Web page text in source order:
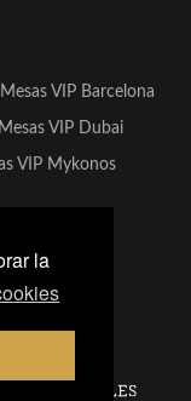
la
Mesas VIP Barcelona
Mesas VIP Dubai
VIP Mykonos